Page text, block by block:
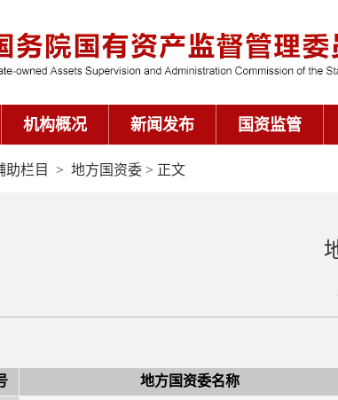
机构概况 新闻发布 国资监管
助栏目 > 地方国资委 > 正文
发布
地方国资委名称